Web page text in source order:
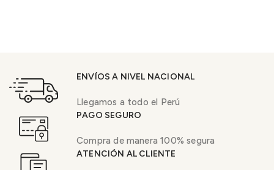
ENVÍOS A NIVEL NACIONAL
Llegamos a todo el Perú
PAGO SEGURO
Compra de manera 100% segura
ATENCIÓN AL CLIENTE